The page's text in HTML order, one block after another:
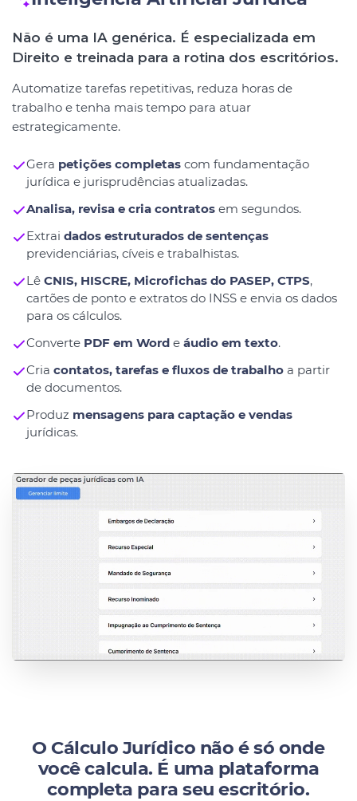
Não é uma IA genérica. É especializada em
Direito e treinada para a rotina dos escritórios.
Automatize tarefas repetitivas, reduza horas de
trabalho e tenha mais tempo para atuar
estrategicamente.
Gera petições completascom fundamentação
jurídica e jurisprudências atualizadas.
Analisa, revisa e cria contratosem segundos.
Extrai dados estruturados de sentenças
previdenciárias, cíveis e trabalhistas.
Lê CNIS, HISCRE, Microfichas do PASEP, CTPS,
cartões de ponto e extratos do INSS e envia os dados
para os cálculos.
Converte PDF em Worde áudio em texto.
Cria contatos, tarefas e fluxos de trabalhoa partir
de documentos.
Produz mensagens para captação e vendas
jurídicas.
O Cálculo Jurídico não é só onde
você calcula. É uma plataforma
completa para seu escritório.